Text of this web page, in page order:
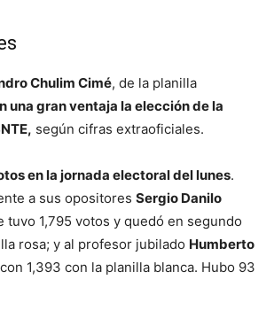
Chulim Cimé, de la planilla
una gran ventaja la elección de la
según cifras extraoficiales.
en la jornada electoral del lunes.
a sus opositores Sergio Danilo
tuvo 1,795 votos y quedó en segundo
rosa; y al profesor jubilado Humberto
con 1,393 con la planilla blanca. Hubo 93